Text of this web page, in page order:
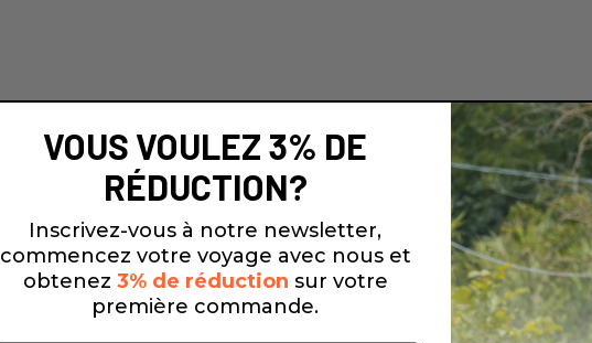
VOUS VOULEZ 3% DE
RÉDUCTION?
Inscrivez-vous à notre newsletter,
commencez votre voyage avec nous et
obtenez 3% de réduction sur votre
première commande.